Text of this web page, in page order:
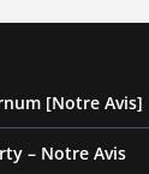
[Notre Avis]
– Notre Avis